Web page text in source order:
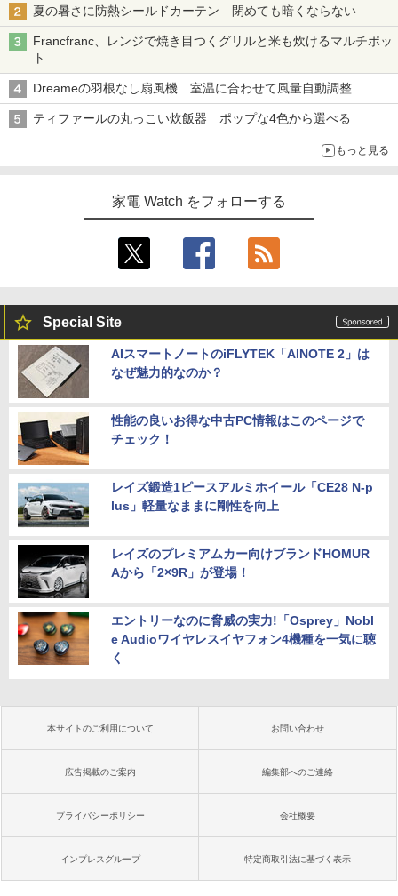
夏の暑さに防熱シールドカーテン 閉めても暗くならない
Francfranc、レンジで焼き目つくグリルと米も炊けるマルチポッ
ト
Dreameの羽根なし扇風機 室温に合わせて風量自動調整
ティファールの丸っこい炊飯器 ポップな4色から選べる
もっと見る
家電 Watch をフォローする
Special Site
AIスマートノートのiFLYTEK「AINOTE 2」は
なぜ魅力的なのか？
性能の良いお得な中古PC情報はこのページで
チェック！
レイズ鍛造1ピースアルミホイール「CE28 N-p
lus」軽量なままに剛性を向上
レイズのプレミアムカー向けブランドHOMUR
Aから「2×9R」が登場！
エントリーなのに脅威の実力!「Osprey」Nobl
e Audioワイヤレスイヤフォン4機種を一気に聴
く
本サイトのご利用について お問い合わせ
広告掲載のご案内 編集部へのご連絡
プライバシーポリシー 会社概要
インプレスグループ 特定商取引法に基づく表示